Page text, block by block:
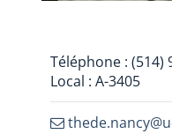
Téléphone : (514)
Local : A-3405